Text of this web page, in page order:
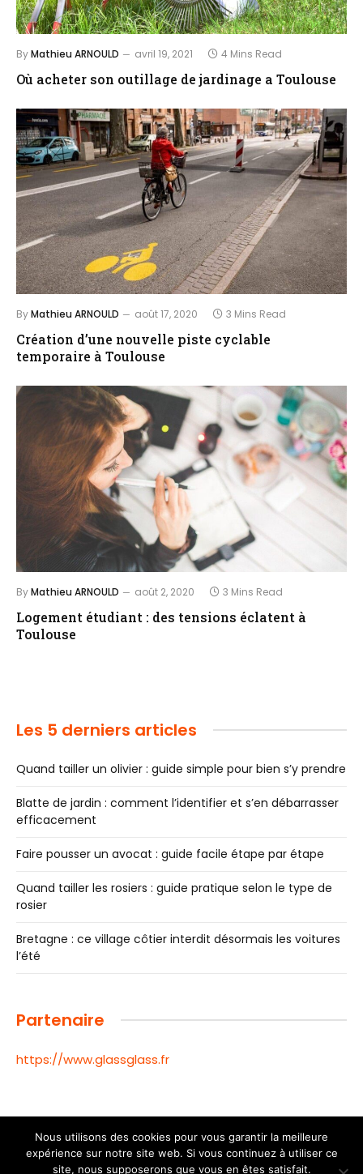
ByMathieu ARNOULD avril 19, 2021 4 Mins Read
Où acheter son outillage de jardinage a Toulouse
ByMathieu ARNOULD août 17, 2020 3 Mins Read
Création d’une nouvelle piste cyclable
temporaire à Toulouse
ByMathieu ARNOULD août 2, 2020 3 Mins Read
Logement étudiant : des tensions éclatent à
Toulouse
Les 5 derniers articles
Quand tailler un olivier : guide simple pour bien s’y prendre
Blatte de jardin : comment l’identifier et s’en débarrasser
efficacement
Faire pousser un avocat : guide facile étape par étape
Quand tailler les rosiers : guide pratique selon le type de
rosier
Bretagne : ce village côtier interdit désormais les voitures
l’été
Partenaire
https://www.glassglass.fr
© 2026 Toutes les informations de la ville de Toulouse |
Nous utilisons des cookies pour vous garantir la meilleure
expérience sur notre site web. Si vous continuez à utiliser ce
site, nous supposerons que vous en êtes satisfait.